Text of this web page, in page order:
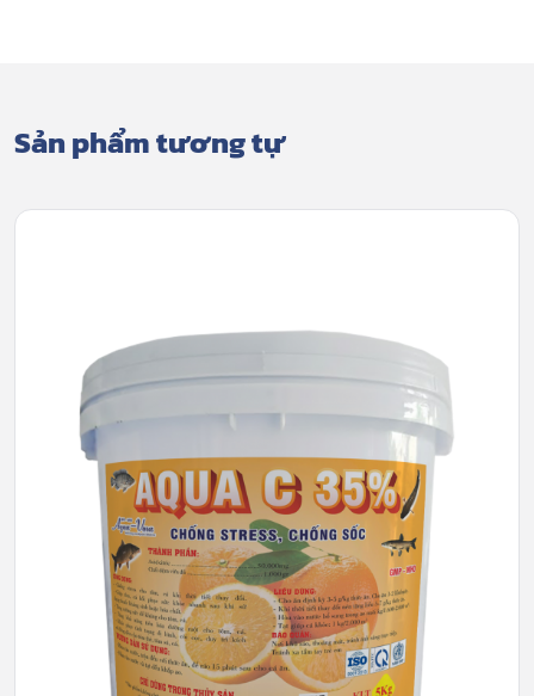
Sản phẩm tương tự